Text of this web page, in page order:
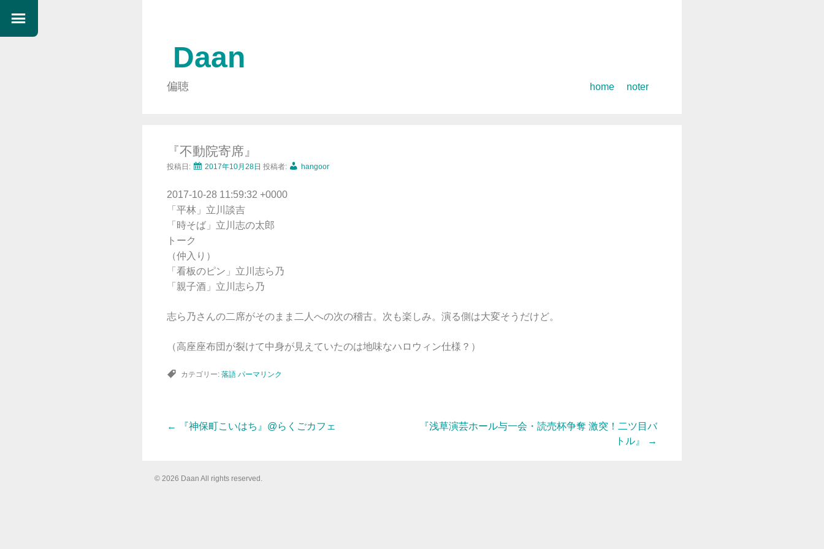
Daan
偏聴
コ
home noter
『不動院寄席』
投稿日: 2017年10月28日 投稿者: hangoor
2017-10-28 11:59:32 +0000
「平林」立川談吉
「時そば」立川志の太郎
トーク
（仲入り）
「看板のピン」立川志ら乃
「親子酒」立川志ら乃
志ら乃さんの二席がそのまま二人への次の稽古。次も楽しみ。演る側は大変そうだけど。
（高座座布団が裂けて中身が見えていたのは地味なハロウィン仕様？）
カテゴリー: 落語 パーマリンク
投
稿
← 『神保町こいはち』@らくごカフェ
『浅草演芸ホール与一会・読売杯争奪 激突！二ツ目バ
トル』
→
© 2026 Daan All rights reserved.